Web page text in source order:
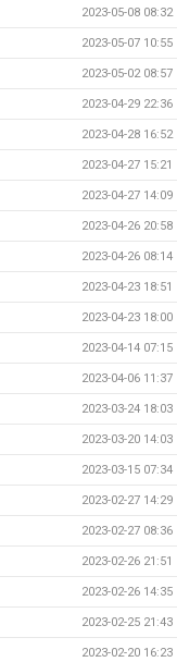
2023-05-08 08:32
2023-05-07 10:55
2023-05-02 08:57
2023-04-29 22:36
2023-04-28 16:52
2023-04-27 15:21
2023-04-27 14:09
2023-04-26 20:58
2023-04-26 08:14
2023-04-23 18:51
2023-04-23 18:00
2023-04-14 07:15
2023-04-06 11:37
2023-03-24 18:03
2023-03-20 14:03
2023-03-15 07:34
2023-02-27 14:29
2023-02-27 08:36
2023-02-26 21:51
2023-02-26 14:35
2023-02-25 21:43
2023-02-20 16:23